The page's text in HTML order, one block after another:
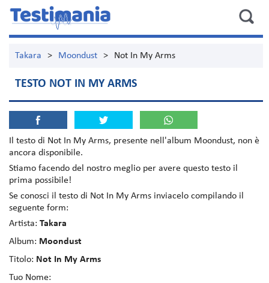
Takara > Moondust > Not In My Arms
TESTO NOT IN MY ARMS
Il testo di Not In My Arms, presente nell'album Moondust, non è
ancora disponibile.
Stiamo facendo del nostro meglio per avere questo testo il
prima possibile!
Se conosci il testo di Not In My Arms inviacelo compilando il
seguente form:
Artista: Takara
Album: Moondust
Titolo: Not In My Arms
Tuo Nome: